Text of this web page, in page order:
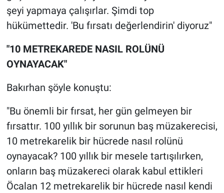
şeyi yapmaya çalışırlar. Şimdi top
hükümettedir. 'Bu fırsatı değerlendirin' diyoruz"
"10 METREKAREDE NASIL ROLÜNÜ
OYNAYACAK"
Bakırhan şöyle konuştu:
"Bu önemli bir fırsat, her gün gelmeyen bir
fırsattır. 100 yıllık bir sorunun baş müzakerecisi,
10 metrekarelik bir hücrede nasıl rolünü
oynayacak? 100 yıllık bir mesele tartışılırken,
onların baş müzakereci olarak kabul ettikleri
Öcalan 12 metrekarelik bir hücrede nasıl kendi
Yerel Gündem
Yerel Yaşam